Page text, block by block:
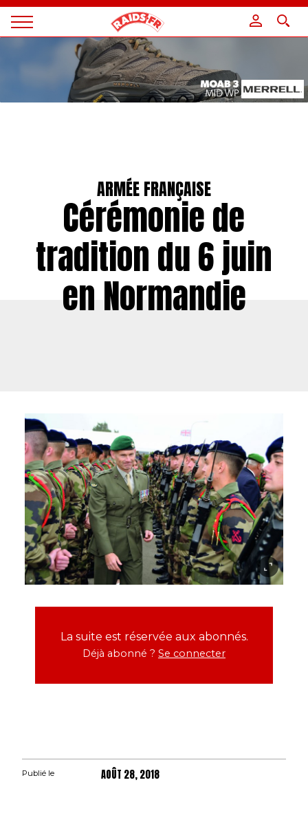
Magazine
ARMÉE FRANÇAISE
Cérémonie de
tradition du 6 juin
en Normandie
La suite est réservée aux abonnés.
Déjà abonné ? Se connecter
Publié le AOÛT 28, 2018
Panneau de gestion des cookies